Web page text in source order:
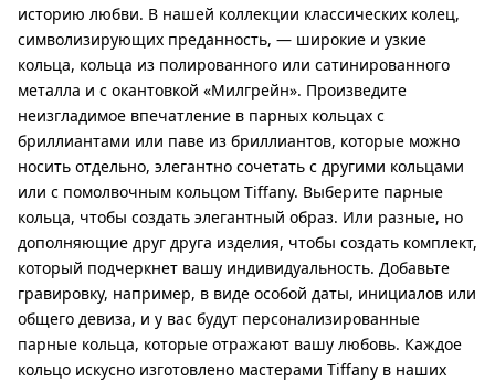
историю любви. В нашей коллекции классических колец,
символизирующих преданность, — широкие и узкие
кольца, кольца из полированного или сатинированного
металла и с окантовкой «Милгрейн». Произведите
неизгладимое впечатление в парных кольцах с
бриллиантами или паве из бриллиантов, которые можно
носить отдельно, элегантно сочетать с другими кольцами
или с помолвочным кольцом Tiffany. Выберите парные
кольца, чтобы создать элегантный образ. Или разные, но
дополняющие друг друга изделия, чтобы создать комплект,
который подчеркнет вашу индивидуальность. Добавьте
гравировку, например, в виде особой даты, инициалов или
общего девиза, и у вас будут персонализированные
парные кольца, которые отражают вашу любовь. Каждое
кольцо искусно изготовлено мастерами Tiffany в наших